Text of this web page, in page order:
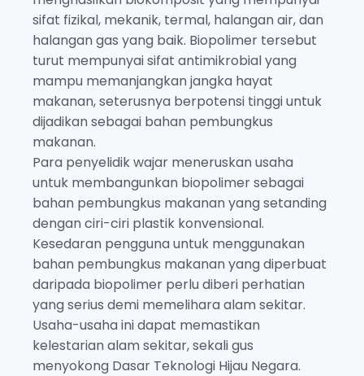
sifat fizikal, mekanik, termal, halangan air, dan
halangan gas yang baik. Biopolimer tersebut
turut mempunyai sifat antimikrobial yang
mampu memanjangkan jangka hayat
makanan, seterusnya berpotensi tinggi untuk
dijadikan sebagai bahan pembungkus
makanan.
Para penyelidik wajar meneruskan usaha
untuk membangunkan biopolimer sebagai
bahan pembungkus makanan yang setanding
dengan ciri-ciri plastik konvensional.
Kesedaran pengguna untuk menggunakan
bahan pembungkus makanan yang diperbuat
daripada biopolimer perlu diberi perhatian
yang serius demi memelihara alam sekitar.
Usaha-usaha ini dapat memastikan
kelestarian alam sekitar, sekali gus
menyokong Dasar Teknologi Hijau Negara.